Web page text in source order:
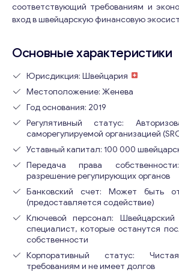
соответствующий требованиям и
вход в швейцарскую финансовую
Основные характеристики
Юрисдикция: Швейцария
Местоположение: Женева
Год основания: 2019
Регулятивный статус:
саморегулируемой организацией
Уставный капитал: 100 000
Передача права
разрешение регулирующих органов
Банковский счет: Может быть
(предоставляется содействие)
Ключевой персонал:
специалист, которые останутся
собственности
Корпоративный статус:
требованиям и не имеет долгов